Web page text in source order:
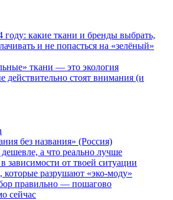
году: какие ткани и бренды выбрать,
и не попасться на «зелёный»
ткани — это экология
действительно стоят внимания (и
без названия» (Россия)
а что реально лучше
зависимости от твоей ситуации
разрушают «эко-моду»
правильно — пошагово
сейчас